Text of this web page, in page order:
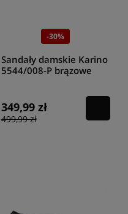
-30%
Sandały damskie Karino
5544/008-P brązowe
349,99 zł
499,99 zł